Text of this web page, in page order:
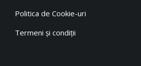
Politica de Cookie-uri
Termeni și condiții